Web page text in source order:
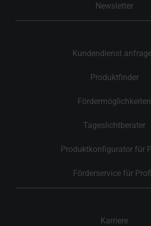
Newsletter
Kundendienst
Produktfinder
Fördermöglichkeiten
Tageslichtberater
Produktkonfigurator für
Förderservice für
Karriere